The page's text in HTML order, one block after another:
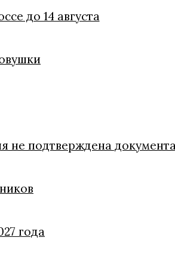
до 14 августа
не подтверждена
года